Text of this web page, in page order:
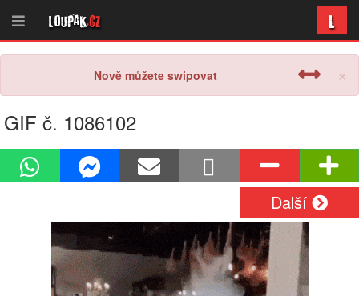
Loupak.cz L
×
Nově můžete swipovat
GIF č. 1086102
Další